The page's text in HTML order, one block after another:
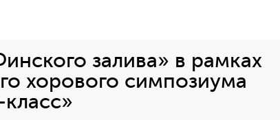
залива» в рамках
хорового симпозиума